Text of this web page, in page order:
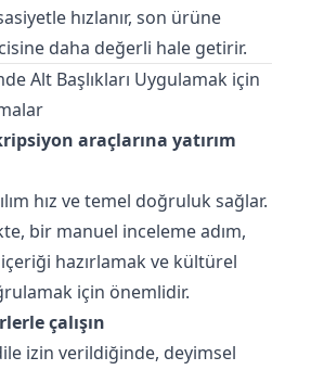
hızlanır, son ürüne
daha değerli hale getirir.
Alt Başlıkları Uygulamak için
araçlarına yatırım
hız ve temel doğruluk sağlar.
bir manuel inceleme adım,
hazırlamak ve kültürel
için önemlidir.
çalışın
izin verildiğinde, deyimsel